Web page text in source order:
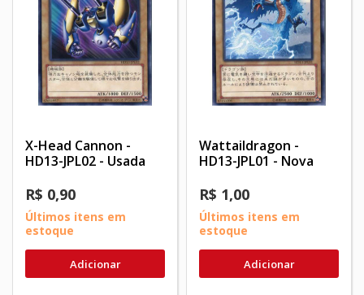
X-Head Cannon -
HD13-JPL02 - Usada
R$ 0,90
Últimos itens em
estoque
Adicionar
Wattaildragon -
HD13-JPL01 - Nova
R$ 1,00
Últimos itens em
estoque
Adicionar